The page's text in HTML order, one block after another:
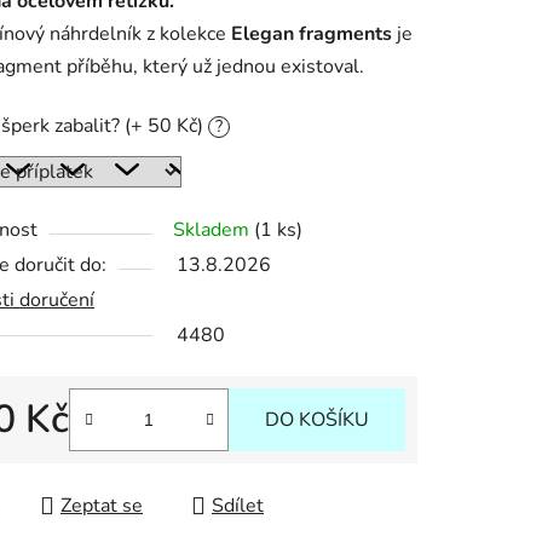
náhrdelník z kolekce Elegan fragments je
příběhu, který už jednou existoval.
zabalit? (+ 50 Kč) ?
Skladem (1 ks)
doručit do:
13.8.2026
doručení
4480
Kč DO KOŠÍKU
Zeptat se Sdílet